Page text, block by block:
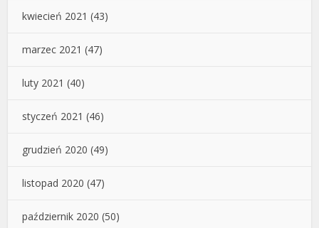
kwiecień 2021 (43)
marzec 2021 (47)
luty 2021 (40)
styczeń 2021 (46)
grudzień 2020 (49)
listopad 2020 (47)
październik 2020 (50)